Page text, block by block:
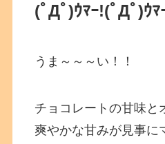
(ﾟДﾟ)ｳﾏｰ!(ﾟДﾟ)ｳﾏ
うま～～～い！！
チョコレートの甘味と
爽やかな甘みが見事に